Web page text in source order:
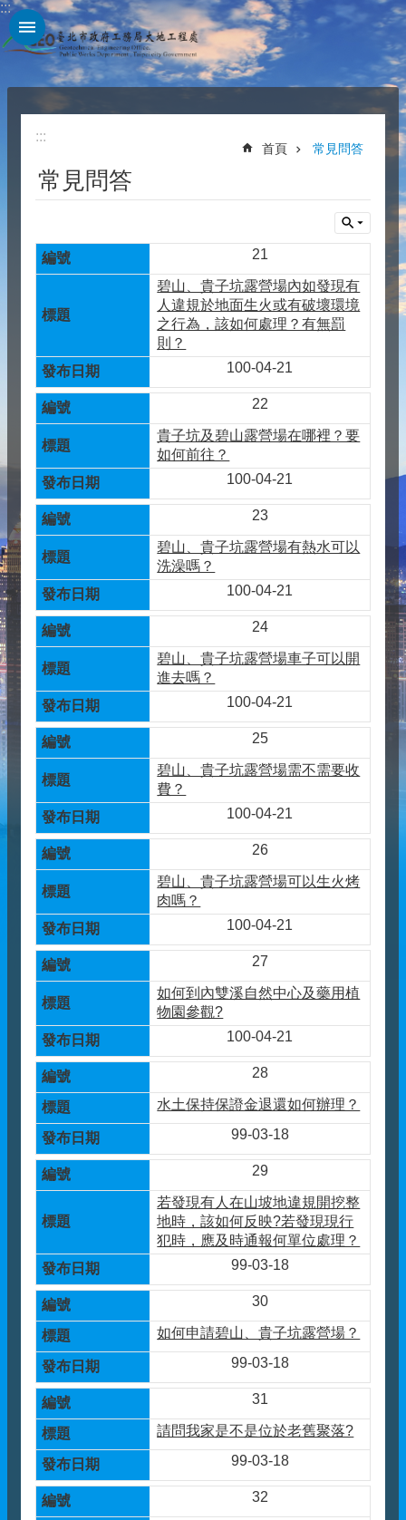
跳到主要內容區塊
:::
:::
首頁 常見問答
常見問答
21
碧山、貴子坑露營場內如發現有
人違規於地面生火或有破壞環境
之行為，該如何處理？有無罰
則？
100-04-21
22
貴子坑及碧山露營場在哪裡？要
如何前往？
100-04-21
23
碧山、貴子坑露營場有熱水可以
洗澡嗎？
100-04-21
24
碧山、貴子坑露營場車子可以開
進去嗎？
100-04-21
25
碧山、貴子坑露營場需不需要收
費？
100-04-21
26
碧山、貴子坑露營場可以生火烤
肉嗎？
100-04-21
27
如何到內雙溪自然中心及藥用植
物園參觀?
100-04-21
28
水土保持保證金退還如何辦理？
99-03-18
29
若發現有人在山坡地違規開挖整
地時，該如何反映?若發現現行
犯時，應及時通報何單位處理？
99-03-18
30
如何申請碧山、貴子坑露營場？
99-03-18
31
請問我家是不是位於老舊聚落?
99-03-18
32